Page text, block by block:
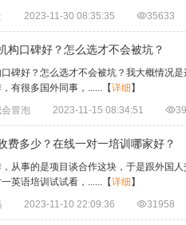
2023-11-30 08:35:35 35633
构口碑好？怎么选才不会被坑？
碑好？怎么选才不会被坑？我大概情况
有很多国外同事，...... 【详细 】
冒泡
2023-11-15 08:34:51 
费多少？在线一对一培训哪家好？
从事的是项目谈合作这块，于是跟外国
英语培训试试看，...... 【详细 】
2023-11-10 22:09:36 31958